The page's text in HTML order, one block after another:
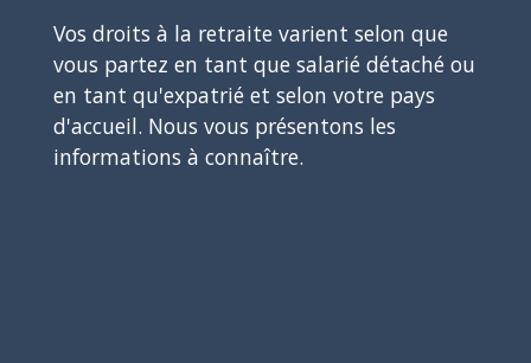
Vos droits à la retraite varient selon que
vous partez en tant que salarié détaché ou
en tant qu'expatrié et selon votre pays
d'accueil. Nous vous présentons les
informations à connaître.